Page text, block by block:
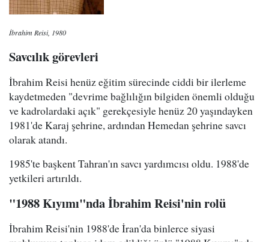
İbrahim Reisi, 1980
Savcılık görevleri
İbrahim Reisi henüz eğitim sürecinde ciddi bir ilerleme
kaydetmeden "devrime bağlılığın bilgiden önemli olduğu
ve kadrolardaki açık" gerekçesiyle henüz 20 yaşındayken
1981'de Karaj şehrine, ardından Hemedan şehrine savcı
olarak atandı.
1985'te başkent Tahran'ın savcı yardımcısı oldu. 1988'de
yetkileri artırıldı.
"1988 Kıyımı"nda İbrahim Reisi'nin rolü
İbrahim Reisi'nin 1988'de İran'da binlerce siyasi